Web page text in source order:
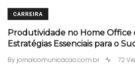
CARREIRA
Produtividade no Home Office
Estratégias Essenciais para o
By jornalcomunicacao.com.br 72